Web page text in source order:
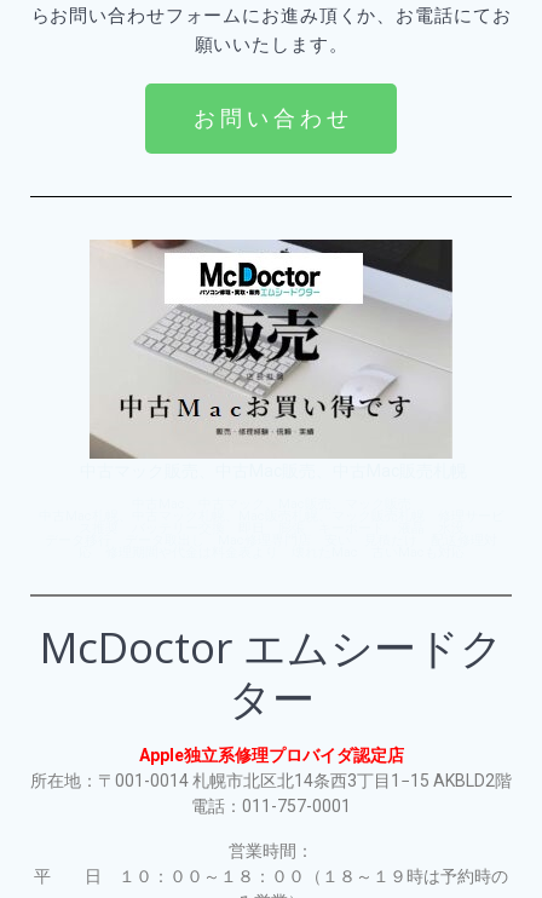
らお問い合わせフォームにお進み頂くか、お電話にてお
願いいたします。
お 問 い 合 わ せ
McDoctor エムシードク
ター
Apple独立系修理プロバイダ認定店
所在地：〒001-0014 札幌市北区北14条西3丁目1−15 AKBLD2階
電話：011-757-0001
営業時間：
平 日 １０：００～１８：００（１８～１９時は予約時の